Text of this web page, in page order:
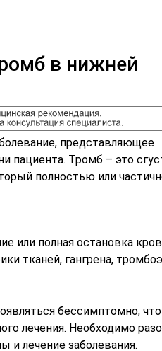
в нижней
представляющее
пациента. Тромб – это
полностью или
или полная остановка
тканей, гангрена,
бессимптомно,
лечения. Необходимо
и лечение заболевания.